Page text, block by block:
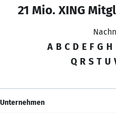
21 Mio. XING
A B C D E F G H
Q R S T U
Unternehmen